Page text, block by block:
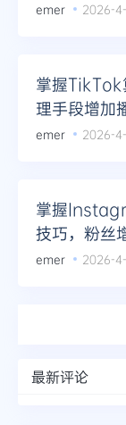
emer 2026-
掌握TikTok
理手段增加
emer 2026-
掌握
技巧，粉丝
emer 2026-
最新评论